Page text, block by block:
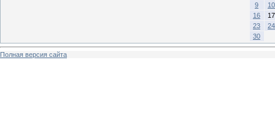
9
10
16
17
23
24
30
Полная версия сайта